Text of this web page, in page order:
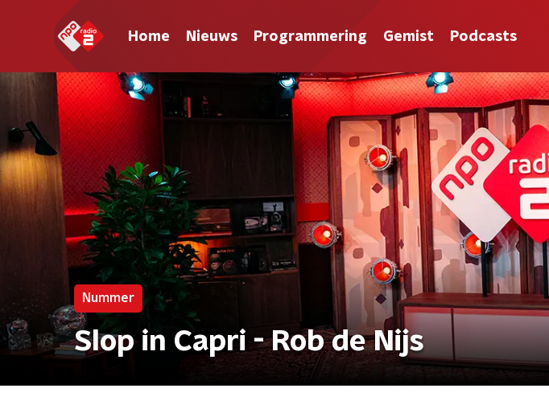
Home Nieuws Programmering Gemist Podcasts
Nummer
Slop in Capri - Rob de Nijs